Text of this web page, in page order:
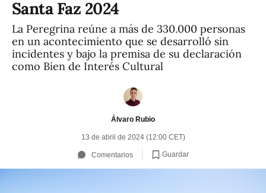
Santa Faz 2024
La Peregrina reúne a más de 330.000 personas
en un acontecimiento que se desarrolló sin
incidentes y bajo la premisa de su declaración
como Bien de Interés Cultural
Álvaro Rubio
13 de abril de 2024 (12:00 CET)
Comentarios Guardar